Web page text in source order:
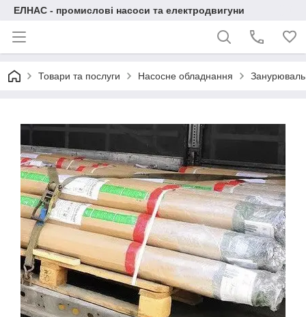
ЕЛНАС - промислові насоси та електродвигуни
Товари та послуги Насосне обладнання